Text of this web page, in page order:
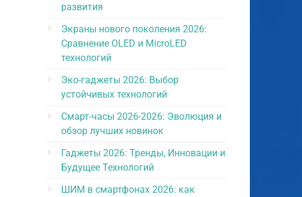
развития
Экраны нового поколения 2026:
Сравнение OLED и MicroLED
технологий
Эко-гаджеты 2026: Выбор
устойчивых технологий
Смарт-часы 2026-2026: Эволюция и
обзор лучших новинок
Гаджеты 2026: Тренды, Инновации и
Будущее Технологий
ШИМ в смартфонах 2026: как